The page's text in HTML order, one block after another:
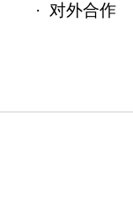
· 对外合作